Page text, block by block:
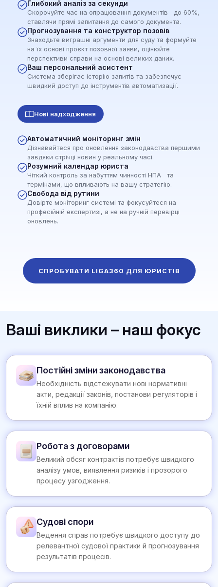
Глибокий аналіз за секунди
Скорочуйте час на опрацювання документів до 60%,
ставлячи прямі запитання до самого документа.
Прогнозування та конструктор позовів
Знаходьте виграшні аргументи для суду та формуйте
на їх основі проєкт позовної заяви, оцінюйте
перспективи справи на основі великих даних.
Ваш персональний асистент
Система зберігає історію запитів та забезпечує
швидкий доступ до інструментів автоматизації.
Нові надходження
Автоматичний моніторинг змін
Дізнавайтеся про оновлення законодавства першими
завдяки стрічці новин у реальному часі.
Розумний календар юриста
Чіткий контроль за набуттям чинності НПА та
термінами, що впливають на вашу стратегію.
Свобода від рутини
Довірте моніторинг системі та фокусуйтеся на
професійній експертизі, а не на ручній перевірці
оновлень.
СПРОБУВАТИ LIGA360 ДЛЯ ЮРИСТІВ
Ваші виклики – наш фокус
Постійні зміни законодавства
Необхідність відстежувати нові нормативні
акти, редакції законів, постанови регуляторів і
їхній вплив на компанію.
Робота з договорами
Великий обсяг контрактів потребує швидкого
аналізу умов, виявлення ризиків і прозорого
процесу узгодження.
Судові спори
Ведення справ потребує швидкого доступу до
релевантної судової практики й прогнозування
результатів процесів.